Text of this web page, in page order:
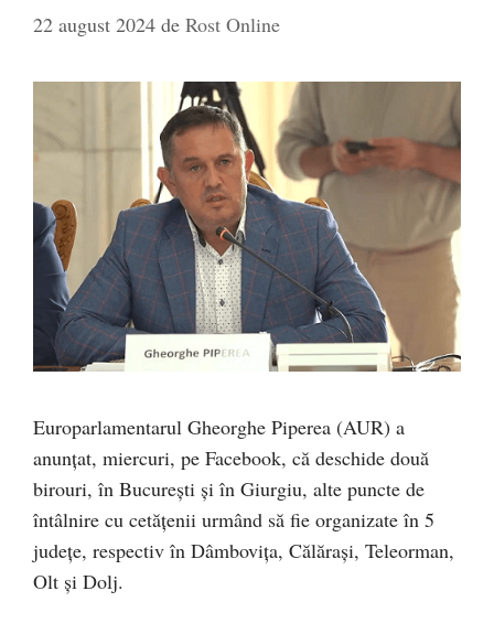
22 august 2024 de Rost Online
Europarlamentarul Gheorghe Piperea (AUR) a
anunțat, miercuri, pe Facebook, că deschide două
birouri, în București și în Giurgiu, alte puncte de
întâlnire cu cetățenii urmând să fie organizate în 5
județe, respectiv în Dâmbovița, Călărași, Teleorman,
Olt și Dolj.